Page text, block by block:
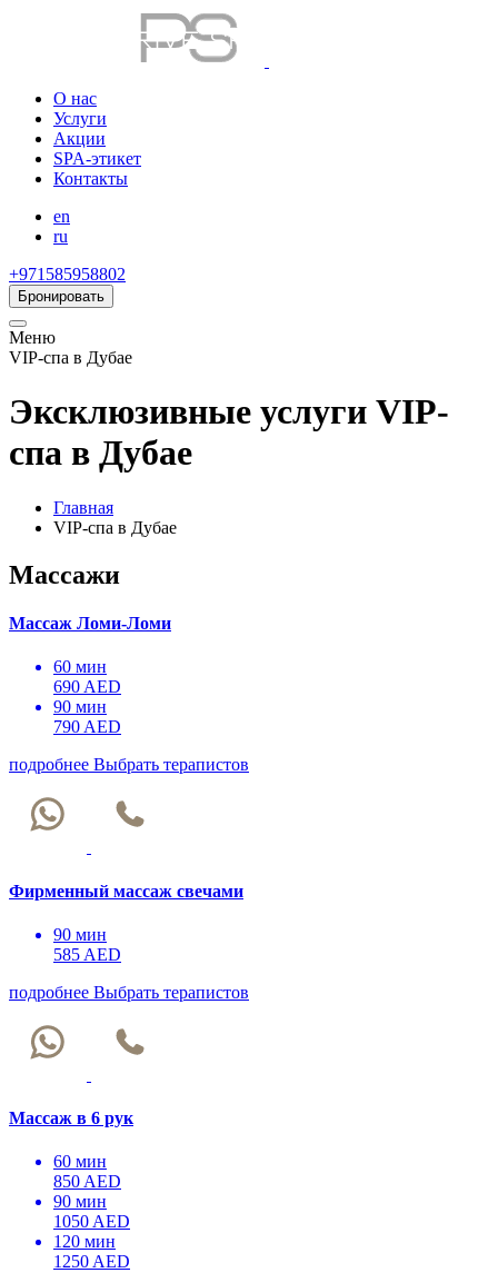
О нас
Услуги
Акции
SPA-этикет
Контакты
en
ru
+971585958802
Бронировать
Меню
VIP-спа в Дубае
Эксклюзивные услуги VIP-
спа в Дубае
Главная
VIP-спа в Дубае
Массажи
Массаж Ломи-Ломи
60 мин
690 AED
90 мин
790 AED
подробнее Выбрать терапистов
Фирменный массаж свечами
90 мин
585 AED
подробнее Выбрать терапистов
Массаж в 6 рук
60 мин
850 AED
90 мин
1050 AED
120 мин
1250 AED